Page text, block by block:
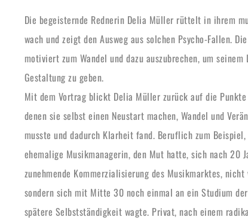
Die begeisternde Rednerin Delia Müller rüttelt in ihrem
wach und zeigt den Ausweg aus solchen Psycho-Fallen.
motiviert zum Wandel und dazu auszubrechen, um seinem
Gestaltung zu geben.
Mit dem Vortrag blickt Delia Müller zurück auf die
denen sie selbst einen Neustart machen, Wandel und
musste und dadurch Klarheit fand. Beruflich zum Beispiel,
ehemalige Musikmanagerin, den Mut hatte, sich nach 20
zunehmende Kommerzialisierung des Musikmarktes, nicht
sondern sich mit Mitte 30 noch einmal an ein Studium
spätere Selbstständigkeit wagte. Privat, nach einem